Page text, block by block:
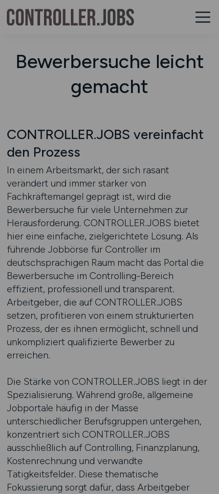
Bewerbersuche leicht
gemacht
CONTROLLER.JOBS vereinfacht
den Prozess
In einem Arbeitsmarkt, der sich rasant
verändert und immer stärker von
Fachkräftemangel geprägt ist, wird die
Bewerbersuche für viele Unternehmen zur
Herausforderung. CONTROLLER.JOBS bietet
hier eine einfache, zielgerichtete Lösung. Als
führende Jobbörse für Controller im
deutschsprachigen Raum macht das Portal die
Bewerbersuche im Controlling-Bereich
effizient, professionell und transparent.
Arbeitgeber, die auf CONTROLLER.JOBS
setzen, profitieren von einem strukturierten
Prozess, der es ihnen ermöglicht, schnell und
unkompliziert qualifizierte Bewerber zu
erreichen.
Die Stärke von CONTROLLER.JOBS liegt in der
Spezialisierung. Während große, allgemeine
Jobportale häufig in der Masse
unterschiedlicher Berufsgruppen untergehen,
konzentriert sich CONTROLLER.JOBS
ausschließlich auf Controlling, Finanzplanung,
Kostenrechnung und verwandte
Tätigkeitsfelder. Diese thematische
Fokussierung sorgt dafür, dass Arbeitgeber